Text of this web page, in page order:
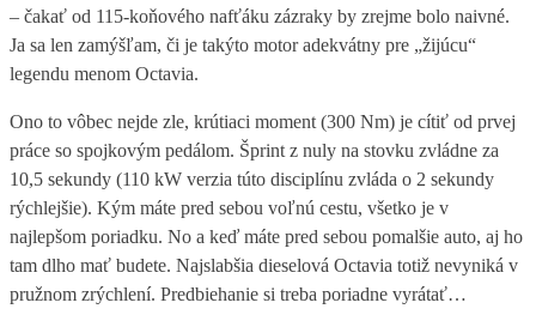
– čakať od 115-koňového nafťáku zázraky by zrejme bolo naivné.
Ja sa len zamýšľam, či je takýto motor adekvátny pre „žijúcu“
legendu menom Octavia.
Ono to vôbec nejde zle, krútiaci moment (300 Nm) je cítiť od prvej
práce so spojkovým pedálom. Šprint z nuly na stovku zvládne za
10,5 sekundy (110 kW verzia túto disciplínu zvláda o 2 sekundy
rýchlejšie). Kým máte pred sebou voľnú cestu, všetko je v
najlepšom poriadku. No a keď máte pred sebou pomalšie auto, aj ho
tam dlho mať budete. Najslabšia dieselová Octavia totiž nevyniká v
pružnom zrýchlení. Predbiehanie si treba poriadne vyrátať…